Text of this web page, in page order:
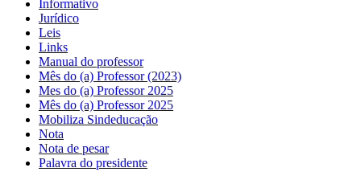
Informativo
Jurídico
Leis
Links
Manual do professor
Mês do (a) Professor (2023)
Mes do (a) Professor 2025
Mês do (a) Professor 2025
Mobiliza Sindeducação
Nota
Nota de pesar
Palavra do presidente